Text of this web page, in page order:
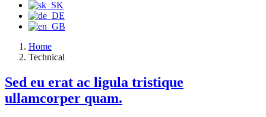
Home
Technical
Sed eu erat ac ligula tristique
ullamcorper quam.